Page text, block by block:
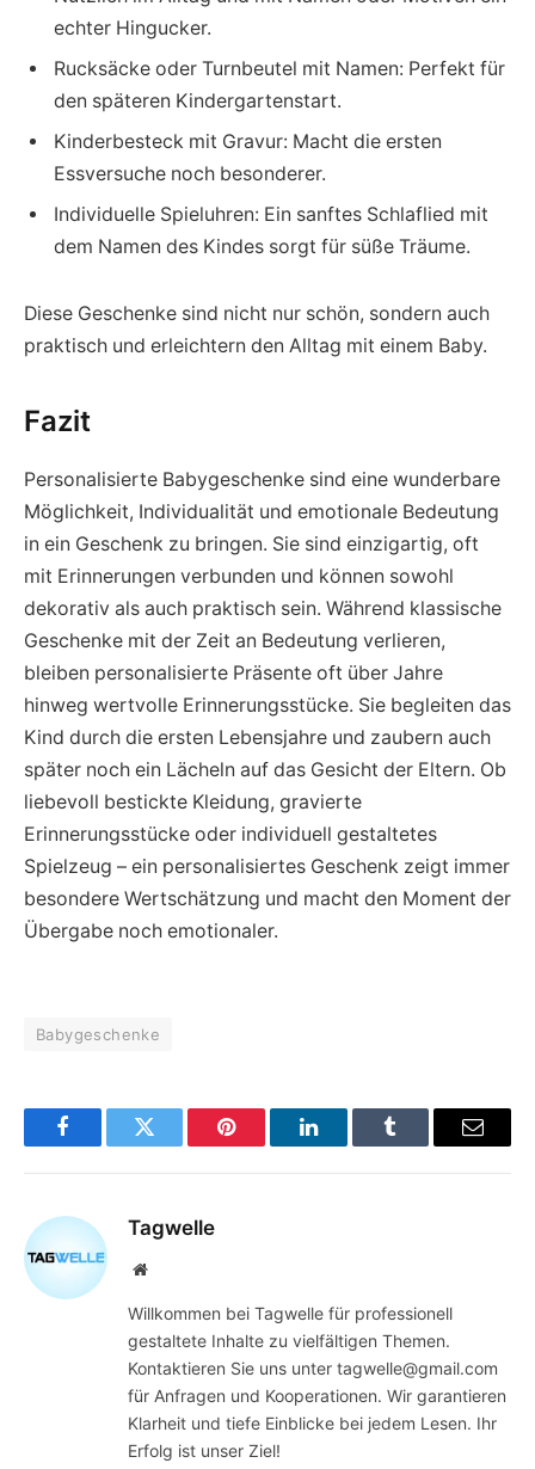
echter Hingucker.
Rucksäcke oder Turnbeutel mit Namen: Perfekt für
den späteren Kindergartenstart.
Kinderbesteck mit Gravur: Macht die ersten
Essversuche noch besonderer.
Individuelle Spieluhren: Ein sanftes Schlaflied mit
dem Namen des Kindes sorgt für süße Träume.
Diese Geschenke sind nicht nur schön, sondern auch
praktisch und erleichtern den Alltag mit einem Baby.
Fazit
Personalisierte Babygeschenke sind eine wunderbare
Möglichkeit, Individualität und emotionale Bedeutung
in ein Geschenk zu bringen. Sie sind einzigartig, oft
mit Erinnerungen verbunden und können sowohl
dekorativ als auch praktisch sein. Während klassische
Geschenke mit der Zeit an Bedeutung verlieren,
bleiben personalisierte Präsente oft über Jahre
hinweg wertvolle Erinnerungsstücke. Sie begleiten das
Kind durch die ersten Lebensjahre und zaubern auch
später noch ein Lächeln auf das Gesicht der Eltern. Ob
liebevoll bestickte Kleidung, gravierte
Erinnerungsstücke oder individuell gestaltetes
Spielzeug – ein personalisiertes Geschenk zeigt immer
besondere Wertschätzung und macht den Moment der
Übergabe noch emotionaler.
Babygeschenke
FacebookTwitter Pinterest LinkedInTumblr Email
Tagwelle
Website
Willkommen bei Tagwelle für professionell
gestaltete Inhalte zu vielfältigen Themen.
Kontaktieren Sie uns unter tagwelle@gmail.com
für Anfragen und Kooperationen. Wir garantieren
Klarheit und tiefe Einblicke bei jedem Lesen. Ihr
Erfolg ist unser Ziel!